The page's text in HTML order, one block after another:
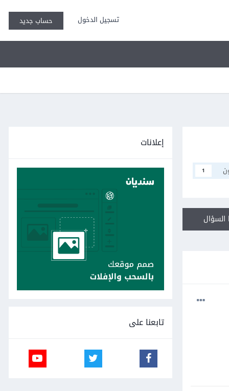
تسجيل الدخول حساب جديد
1
إعلانات
تابعنا على